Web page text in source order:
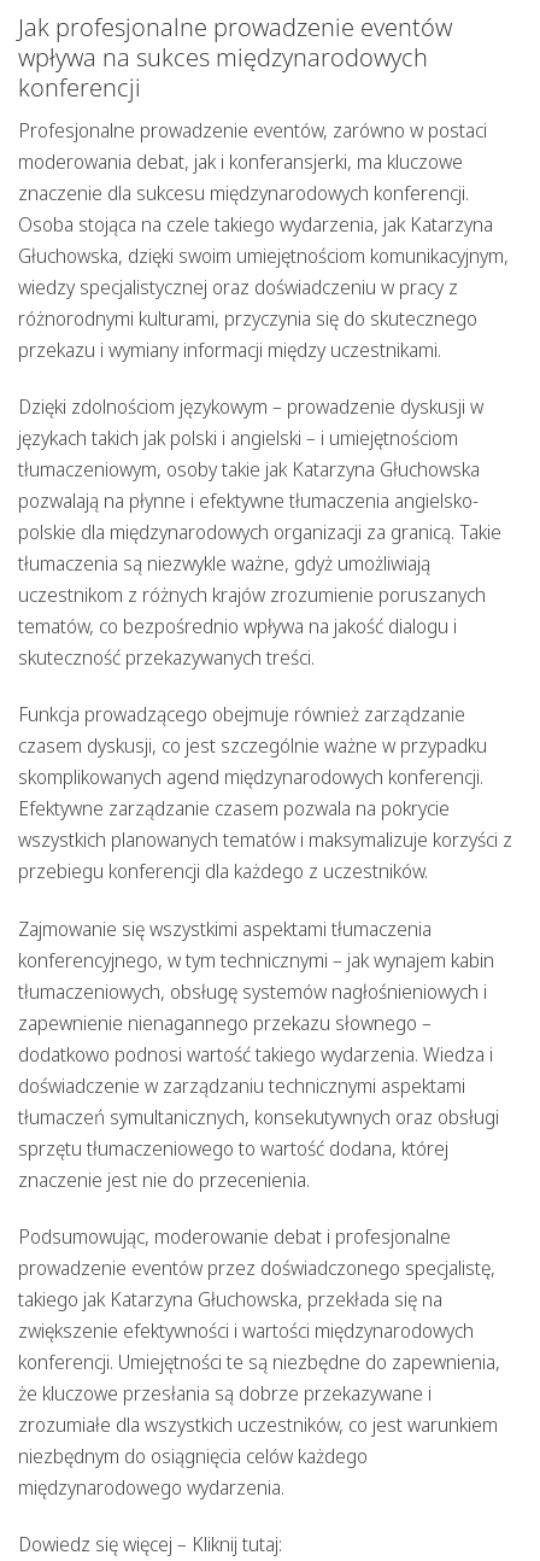
Jak profesjonalne prowadzenie eventów
wpływa na sukces międzynarodowych
konferencji
Profesjonalne prowadzenie eventów, zarówno w postaci
moderowania debat, jak i konferansjerki, ma kluczowe
znaczenie dla sukcesu międzynarodowych konferencji.
Osoba stojąca na czele takiego wydarzenia, jak Katarzyna
Głuchowska, dzięki swoim umiejętnościom komunikacyjnym,
wiedzy specjalistycznej oraz doświadczeniu w pracy z
różnorodnymi kulturami, przyczynia się do skutecznego
przekazu i wymiany informacji między uczestnikami.
Dzięki zdolnościom językowym – prowadzenie dyskusji w
językach takich jak polski i angielski – i umiejętnościom
tłumaczeniowym, osoby takie jak Katarzyna Głuchowska
pozwalają na płynne i efektywne tłumaczenia angielsko-
polskie dla międzynarodowych organizacji za granicą. Takie
tłumaczenia są niezwykle ważne, gdyż umożliwiają
uczestnikom z różnych krajów zrozumienie poruszanych
tematów, co bezpośrednio wpływa na jakość dialogu i
skuteczność przekazywanych treści.
Funkcja prowadzącego obejmuje również zarządzanie
czasem dyskusji, co jest szczególnie ważne w przypadku
skomplikowanych agend międzynarodowych konferencji.
Efektywne zarządzanie czasem pozwala na pokrycie
wszystkich planowanych tematów i maksymalizuje korzyści z
przebiegu konferencji dla każdego z uczestników.
Zajmowanie się wszystkimi aspektami tłumaczenia
konferencyjnego, w tym technicznymi – jak wynajem kabin
tłumaczeniowych, obsługę systemów nagłośnieniowych i
zapewnienie nienagannego przekazu słownego –
dodatkowo podnosi wartość takiego wydarzenia. Wiedza i
doświadczenie w zarządzaniu technicznymi aspektami
tłumaczeń symultanicznych, konsekutywnych oraz obsługi
sprzętu tłumaczeniowego to wartość dodana, której
znaczenie jest nie do przecenienia.
Podsumowując, moderowanie debat i profesjonalne
prowadzenie eventów przez doświadczonego specjalistę,
takiego jak Katarzyna Głuchowska, przekłada się na
zwiększenie efektywności i wartości międzynarodowych
konferencji. Umiejętności te są niezbędne do zapewnienia,
że kluczowe przesłania są dobrze przekazywane i
zrozumiałe dla wszystkich uczestników, co jest warunkiem
niezbędnym do osiągnięcia celów każdego
międzynarodowego wydarzenia.
Dowiedz się więcej – Kliknij tutaj: